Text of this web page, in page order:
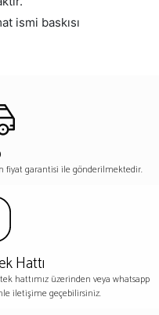
ismi baskısı
fiyat garantisi ile gönderilmektedir.
Hattı
hattımız üzerinden veya whatsapp
iletişime geçebilirsiniz.